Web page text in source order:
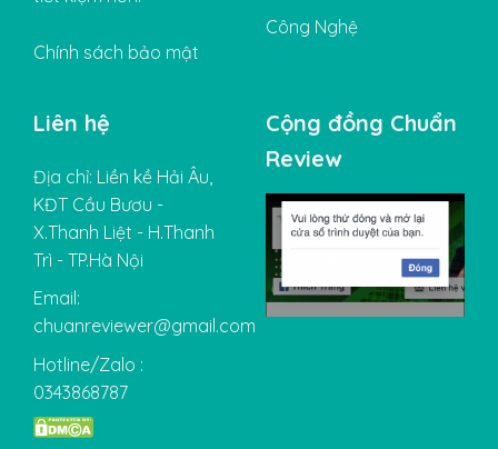
Chính sách bảo mật
Công Nghệ
Liên hệ
Địa chỉ: Liền kề Hải Âu,
KĐT Cầu Bươu -
X.Thanh Liệt - H.Thanh
Trì - TP.Hà Nội
Email:
chuanreviewer@gmail.com
Hotline/Zalo :
0343868787
Cộng đồng Chuẩn
Review